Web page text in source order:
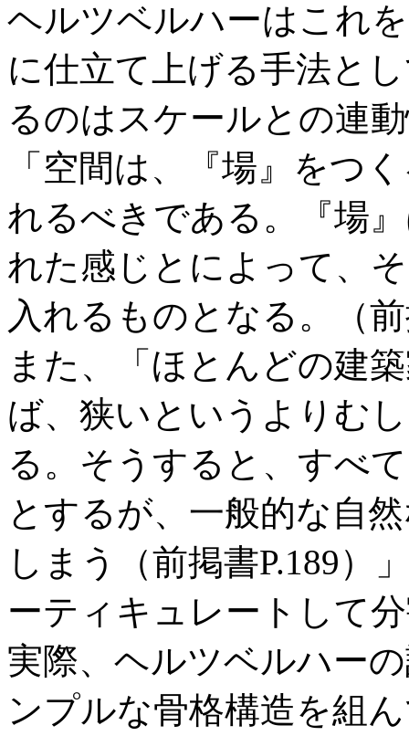
ヘルツベルハーはこれ
に仕立て上げる手法と
るのはスケールとの連
「空間は、『場』をつ
れるべきである。『場
れた感じとによって、
入れるものとなる。（
また、「ほとんどの建
ば、狭いというよりむ
る。そうすると、すべ
とするが、一般的な自
しまう（前掲書P.189）
ーティキュレートして
実際、ヘルツベルハー
ンプルな骨格構造を組